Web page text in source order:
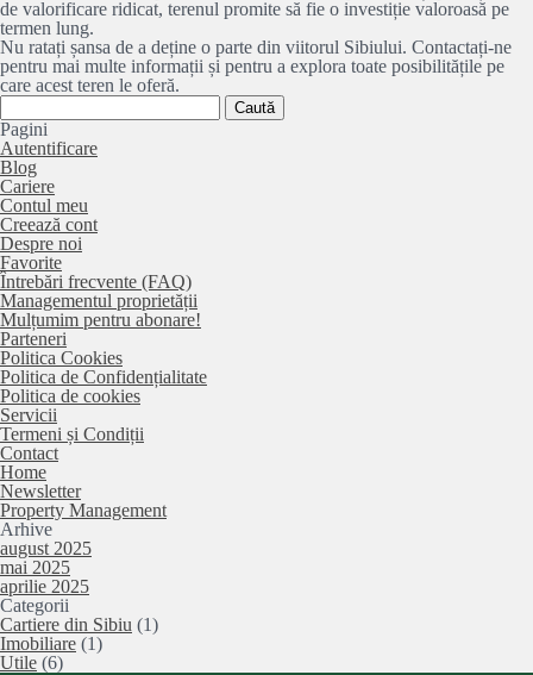
de valorificare ridicat, terenul promite să fie o investiție valoroasă pe
termen lung.
Nu ratați șansa de a deține o parte din viitorul Sibiului. Contactați-ne
pentru mai multe informații și pentru a explora toate posibilitățile pe
care acest teren le oferă.
Caută
după:
Pagini
Autentificare
Blog
Cariere
Contul meu
Creează cont
Despre noi
Favorite
Întrebări frecvente (FAQ)
Managementul proprietății
Mulțumim pentru abonare!
Parteneri
Politica Cookies
Politica de Confidențialitate
Politica de cookies
Servicii
Termeni și Condiții
Contact
Home
Newsletter
Property Management
Arhive
august 2025
mai 2025
aprilie 2025
Categorii
Cartiere din Sibiu (1)
Imobiliare (1)
Utile (6)